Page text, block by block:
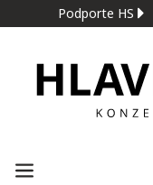
Podporte HS